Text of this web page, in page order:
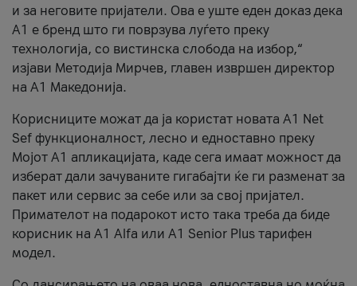
и за неговите пријатели. Ова е уште еден доказ дека
А1 е бренд што ги поврзува луѓето преку
технологија, со вистинска слобода на избор,“
изјави Методија Мирчев, главен извршен директор
на А1 Македонија.
Корисниците можат да ја користат новата А1 Net
Sef функционалност, лесно и едноставно преку
Мојот А1 апликацијата, каде сега имаат можност да
изберат дали зачуваните гигабајти ќе ги разменат за
пакет или сервис за себе или за свој пријател.
Примателот на подарокот исто така треба да биде
корисник на А1 Alfa или A1 Senior Plus тарифен
модел.